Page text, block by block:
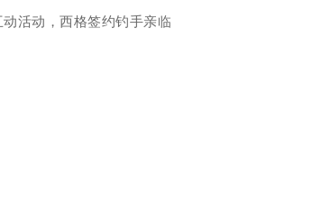
活动，西格签约钓手亲临